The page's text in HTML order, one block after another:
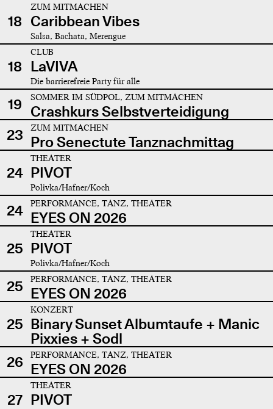
18
ZUM MITMACHEN
Caribbean Vibes
Salsa, Bachata, Merengue
18
CLUB
LaVIVA
Die barrierefreie Party für alle
19 SOMMER IM SÜDPOL, ZUM MITMACHEN
Crashkurs Selbstverteidigung
23
ZUM MITMACHEN
Pro Senectute Tanznachmittag
24
THEATER
PIVOT
Polivka/Hafner/Koch
24 PERFORMANCE, TANZ, THEATER
EYES ON 2026
25
THEATER
PIVOT
Polivka/Hafner/Koch
25 PERFORMANCE, TANZ, THEATER
EYES ON 2026
25
KONZERT
Binary Sunset Albumtaufe + Manic
Pixxies + Sodl
26
PERFORMANCE, TANZ, THEATER
EYES ON 2026
27
THEATER
PIVOT